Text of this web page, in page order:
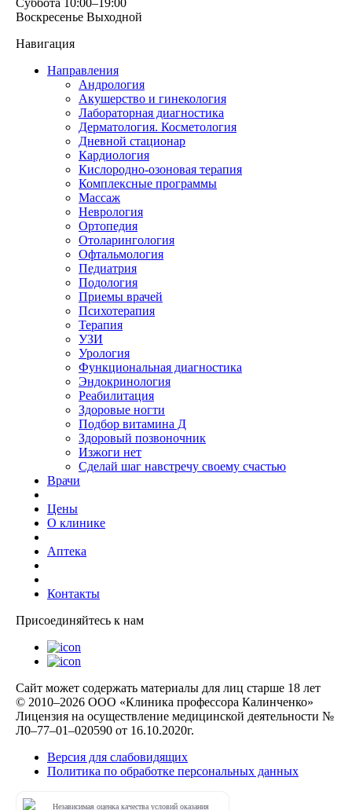
Воскресенье Выходной
Навигация
Направления
Андрология
Акушерство и гинекология
Лабораторная диагностика
Дерматология. Косметология
Дневной стационар
Кардиология
Кислородно-озоновая терапия
Комплексные программы
Массаж
Неврология
Ортопедия
Отоларингология
Офтальмология
Педиатрия
Подология
Приемы врачей
Психотерапия
Терапия
УЗИ
Урология
Функциональная диагностика
Эндокринология
Реабилитация
Здоровые ногти
Подбор витамина Д
Здоровый позвоночник
Изжоги нет
Сделай шаг навстречу своему счастью
Врачи
Цены
О клинике
Аптека
Контакты
Присоединяйтесь к нам
Сайт может содержать материалы для лиц старше 18 лет
© 2010–2026 ООО «Клиника профессора Калинченко»
Лицензия на осуществление медицинской деятельности №
Л0–77–01–020590 от 16.10.2020г.
Версия для слабовидящих
Политика по обработке персональных данных
Независимая оценка качества условий оказания